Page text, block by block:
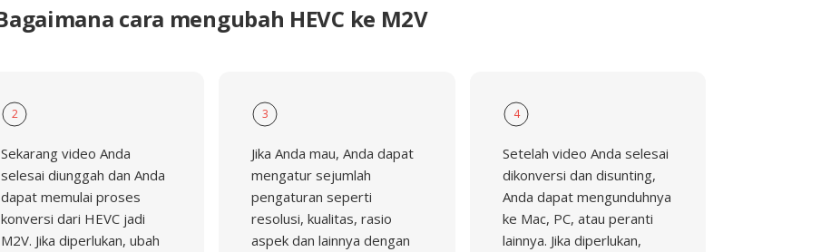
cara mengubah HEVC ke M2V
2
Sekarang video Anda
selesai diunggah dan Anda
dapat memulai proses
konversi dari HEVC jadi
M2V. Jika diperlukan, ubah
3
Jika Anda mau, Anda dapat
mengatur sejumlah
pengaturan seperti
resolusi, kualitas, rasio
aspek dan lainnya dengan
4
Setelah video Anda selesai
dikonversi dan disunting,
Anda dapat mengunduhnya
ke Mac, PC, atau peranti
lainnya. Jika diperlukan,